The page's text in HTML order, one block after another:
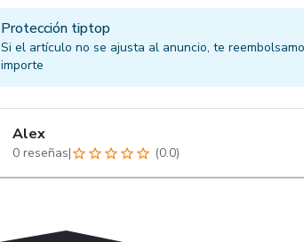
Protección tiptop
Si el artículo no se ajusta al anuncio, te
importe
Alex
0reseñas| (0.0)